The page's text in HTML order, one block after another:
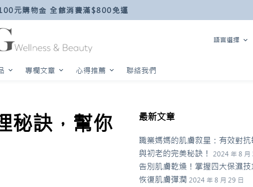
元購物金 全館消費滿$800免運
語言選擇
專欄文章 心得推薦 聯絡我們
秘訣，幫你
最新文章
職業媽媽的肌膚救星：有效對抗
與初老的完美秘訣！
2024 年 8 月
告別肌膚乾燥！掌握四大保濕技
恢復肌膚彈潤 2024 年 8 月 29 日